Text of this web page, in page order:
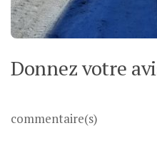
Donnez votre
commentaire(s)